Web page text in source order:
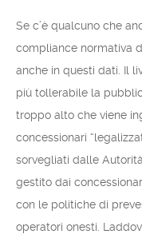
Se c’è qualcuno che
compliance normativa
anche in questi dati. Il
più tollerabile la
troppo alto che viene
concessionari
sorvegliati dalle
gestito dai
con le politiche di
operatori onesti.